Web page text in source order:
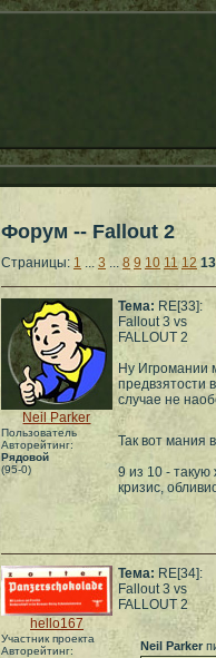
Форум -- Fallout 2
Страницы: 1 ... 3 ... 8 9 10 11 12 13
Neil Parker
Пользователь
Авторейтинг:
Рядовой
(95-0)
Тема: RE[33]:
Fallout 3 vs
FALLOUT 2
Ну Игромании
предвзятости
случае не
Так вот мания
9 из 10 -
кризис,
hello167
Участник проекта
Авторейтинг:
Тема: RE[34]:
Fallout 3 vs
FALLOUT 2
Neil Parker